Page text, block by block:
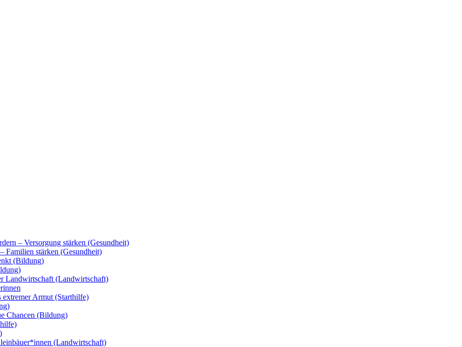
– Versorgung stärken (Gesundheit)
Familien stärken (Gesundheit)
(Bildung)
Landwirtschaft (Landwirtschaft)
Armut (Starthilfe)
Chancen (Bildung)
(Landwirtschaft)